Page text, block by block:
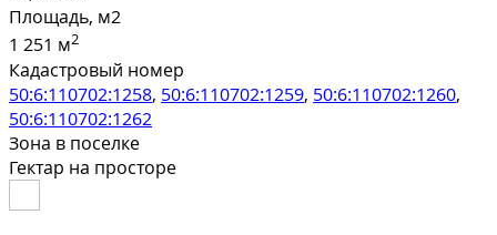
Площадь, м2
1 251 м2
Кадастровый номер
50:6:110702:1258, 50:6:110702:1259, 50:6:110702:1260,
50:6:110702:1262
Зона в поселке
Гектар на просторе